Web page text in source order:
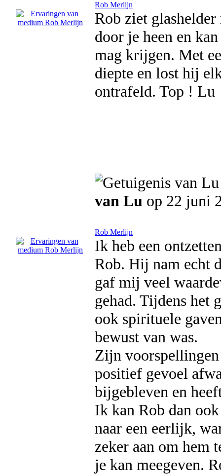
Rob Merlijn
Rob ziet
door je heen en
mag krijgen. Met
diepte en lost hij
ontrafeld. Top ! Lu
van Lu op 22 juni
Rob Merlijn
Ik heb een
Rob. Hij nam echt
gaf mij veel
gehad. Tijdens
ook spirituele
bewust van was.
Zijn voorspellingen
positief gevoel
bijgebleven en
Ik kan Rob dan
naar een eerlijk,
zeker aan om hem
je kan meegeven.